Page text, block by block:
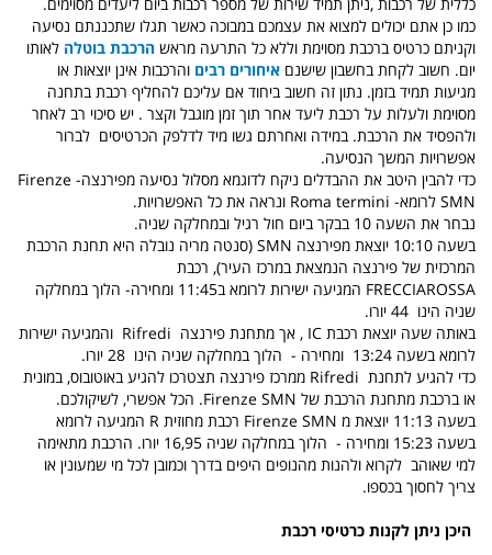
כללית של רכבות ,ניתן תמיד שירות של מספר רכבות ביום ליעדים מסוימים.
כמו כן אתם יכולים למצוא את עצמכם במבוכה כאשר תגלו שתכננתם נסיעה
וקניתם כרטיס ברכבת מסוימת וללא כל התרעה מראש הרכבת בוטלה לאותו
יום. חשוב לקחת בחשבון שישנם איחורים רבים והרכבות אינן יוצאות או
מגיעות תמיד בזמן. נתון זה חשוב ביחוד אם עליכם להחליף רכבת בתחנה
מסוימת ולעלות על רכבת ליעד אחר תוך זמן מוגבל וקצר . יש סיכוי רב לאחר
ולהפסיד את הרכבת. במידה ואחרתם גשו מיד לדלפק הכרטיסים לברור
אפשרויות המשך הנסיעה.
כדי להבין היטב את ההבדלים ניקח לדוגמא מסלול נסיעה מפירנצה-
Firenze
SMN לרומא- Roma termini ונראה את כל האפשרויות.
נבחר את השעה 10 בבקר ביום חול רגיל ובמחלקה שניה.
בשעה 10:10 יוצאת מפירנצה
SMN (סנטה מריה נובלה היא תחנת הרכבת
המרכזית של פירנצה הנמצאת במרכז העיר), רכבת
FRECCIAROSSA המגיעה ישירות לרומאב11:45
ומחירה- הלוך במחלקה
שניה הינו 44 יורו.
באותה שעה יוצאת רכבת IC , אך מתחנת פירנצה Rifredi והמגיעה ישירות
לרומא בשעה 13:24
ומחירה - הלוך במחלקה שניה הינו 28 יורו
.
כדי להגיע לתחנת Rifredi ממרכז פירנצה תצטרכו להגיע באוטובוס, במונית
או ברכבת מתחנת הרכבת של Firenze SMN. הכל אפשרי, לשיקולכם.
בשעה 11:13
יוצאת מ Firenze SMN רכבת מחוזית R המגיעה לרומא
בשעה 15:23 ומחירה -
הלוך במחלקה שניה 16,95 יורו.
הרכבת מתאימה
למי שאוהב לקרוא ולהנות מהנופים היפים בדרך וכמובן לכל מי שמעונין או
צריך לחסוך בכספו.
היכן ניתן לקנות כרטיסי רכבת